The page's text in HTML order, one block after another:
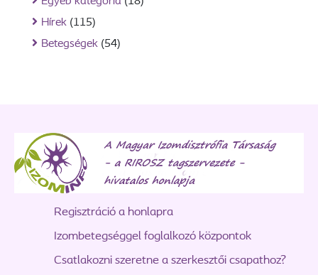
Hírek (115)
Betegségek (54)
Regisztráció a honlapra
Izombetegséggel foglalkozó központok
Csatlakozni szeretne a szerkesztői csapathoz?